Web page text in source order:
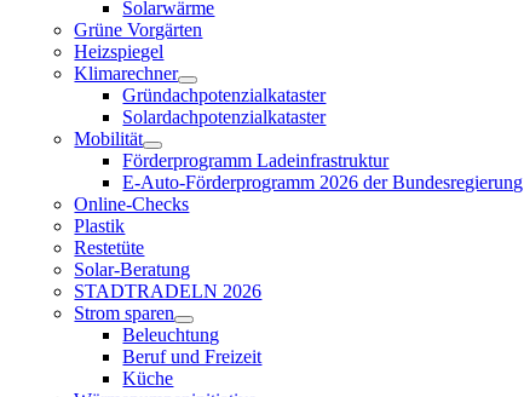
Solarwärme
Grüne Vorgärten
Heizspiegel
Klimarechner
Gründachpotenzialkataster
Solardachpotenzialkataster
Mobilität
Förderprogramm Ladeinfrastruktur
E-Auto-Förderprogramm 2026 der Bundesregierung
Online-Checks
Plastik
Restetüte
Solar-Beratung
STADTRADELN 2026
Strom sparen
Beleuchtung
Beruf und Freizeit
Küche